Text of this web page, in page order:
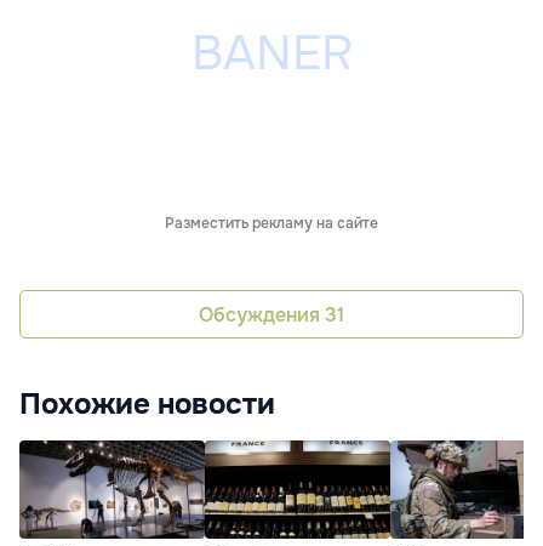
Разместить рекламу на сайте
Обсуждения 31
Похожие новости